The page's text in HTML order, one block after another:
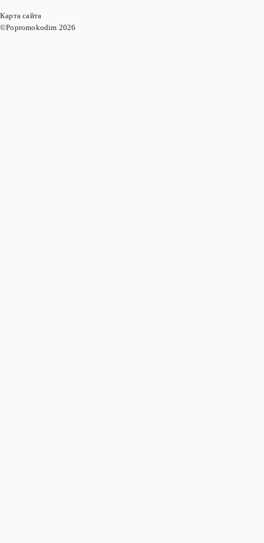
©Popromokodim 2026
Карта сайта